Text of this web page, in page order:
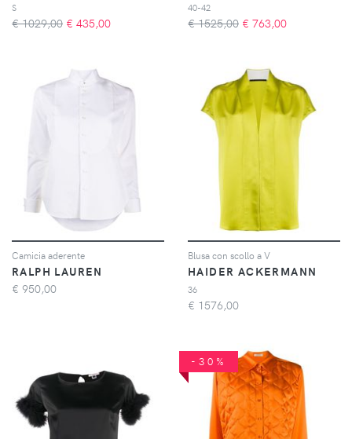
S
€ 1029,00 € 435,00
40-42
€ 1525,00 € 763,00
Camicia aderente
RALPH LAUREN
€ 950,00
Blusa con scollo a V
HAIDER ACKERMANN
36
€ 1576,00
-30%